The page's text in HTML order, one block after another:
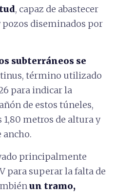
, capaz de abastecer
pozos diseminados por
subterráneos se
término utilizado
para indicar la
de estos túneles,
metros de altura y
ancho.
principalmente
para superar la falta de
un tramo,